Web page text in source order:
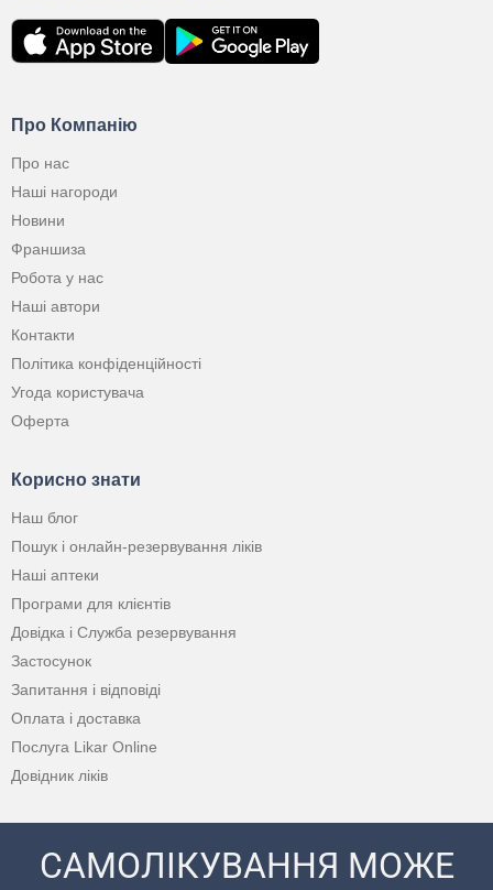
Про Компанію
Про нас
Наші нагороди
Новини
Франшиза
Робота у нас
Наші автори
Контакти
Політика конфіденційності
Угода користувача
Оферта
Корисно знати
Наш блог
Пошук і онлайн-резервування ліків
Наші аптеки
Програми для клієнтів
Довідка і Служба резервування
Застосунок
Запитання і відповіді
Оплата і доставка
Послуга Likar Online
Довідник ліків
САМОЛІКУВАННЯ МОЖЕ